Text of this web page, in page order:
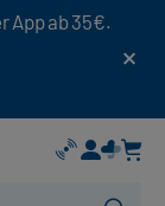
App ab 35€.